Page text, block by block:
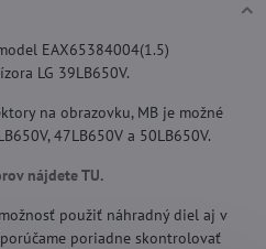
EAX65384004(1.5)
LG 39LB650V.
na obrazovku, MB je možné
47LB650V a 50LB650V.
nájdete TU.
použiť náhradný diel aj v
poriadne skontrolovať